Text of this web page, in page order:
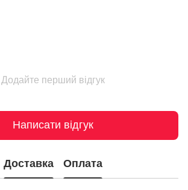
Додайте перший відгук
Написати відгук
Доставка Оплата